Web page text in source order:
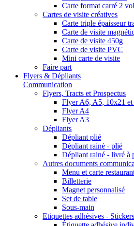
Carte format carré 2
Cartes de visite créatives
Carte triple épaisseur
Carte de visite
Carte de visite 450g
Carte de visite PVC
Mini carte de visite
Faire part
Flyers & Dépliants
Communication
Flyers, Tracts et Prospectus
Flyer A6, A5, 10x21
Flyer A4
Flyer A3
Dépliants
Dépliant plié
Dépliant rainé - plié
Dépliant rainé - livré à
Autres documents
Menu et carte
Billetterie
Magnet personnalisé
Set de table
Sous-main
Etiquettes adhésives - Stickers